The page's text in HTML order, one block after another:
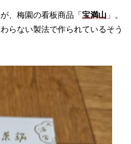
、梅園の看板商品「 宝満山 」。
らない製法で作られているそう